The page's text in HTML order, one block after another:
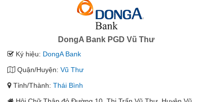
DongA Bank PGD Vũ Thư
Ký hiệu: DongA Bank
Quận/Huyện: Vũ Thư
Tỉnh/Thành: Thái Bình